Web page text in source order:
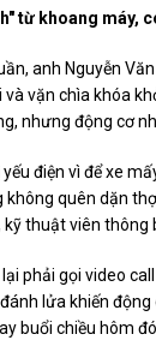
từ khoang máy,
anh Nguyễn
vặn chìa khóa
nhưng động cơ
điện vì để xe
không quên dặn
thuật viên thông
phải gọi video
lửa khiến
buổi chiều hôm